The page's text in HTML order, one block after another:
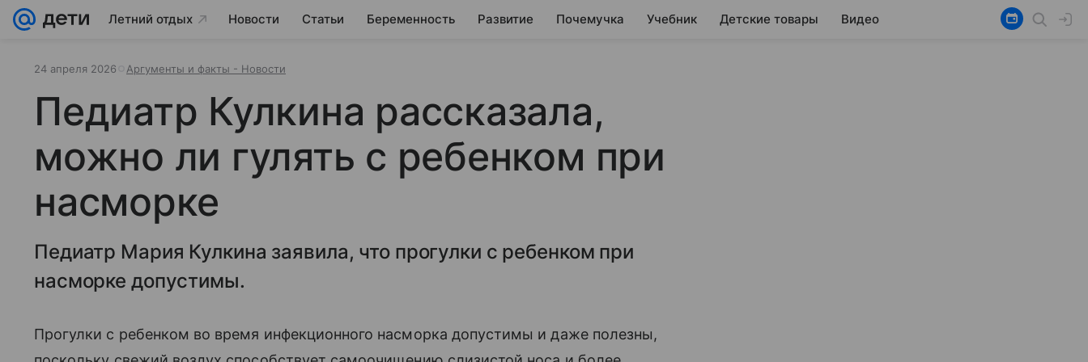
Летний отдых Новости Статьи Беременность Развитие Почемучка Учебник Детские товары Видео
24 апреля 2026 Аргументы и факты - Новости
Педиатр Кулкина рассказала,
можно ли гулять с ребенком при
насморке
Педиатр Мария Кулкина заявила, что прогулки с ребенком при
насморке допустимы.
Прогулки с ребенком во время инфекционного насморка допустимы и даже полезны,